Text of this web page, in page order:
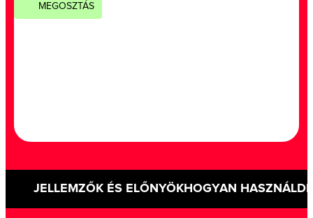
MEGOSZTÁS
JELLEMZŐK ÉS ELŐNYÖKHOGYAN HASZNÁLD